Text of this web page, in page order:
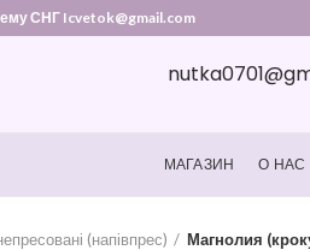
СНГ Icvetok@gmail.com
МАГАЗИН О НАС
(напівпрес) Магнолия